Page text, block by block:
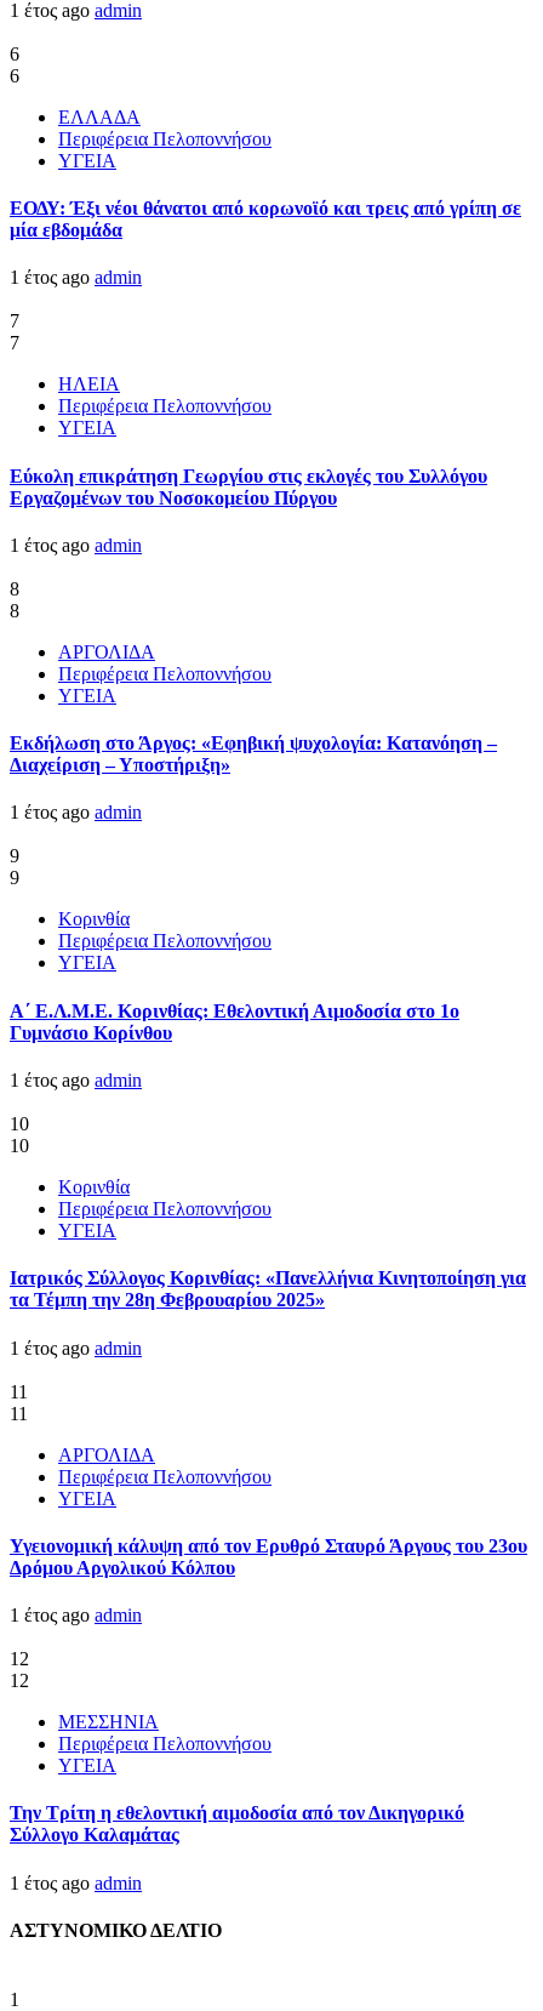
1 έτος ago admin
6
6
ΕΛΛΑΔΑ
Περιφέρεια Πελοποννήσου
ΥΓΕΙΑ
ΕΟΔΥ: Έξι νέοι θάνατοι από κορωνοϊό και τρεις από γρίπη σε
μία εβδομάδα
1 έτος ago admin
7
7
ΗΛΕΙΑ
Περιφέρεια Πελοποννήσου
ΥΓΕΙΑ
Εύκολη επικράτηση Γεωργίου στις εκλογές του Συλλόγου
Εργαζομένων του Νοσοκομείου Πύργου
1 έτος ago admin
8
8
ΑΡΓΟΛΙΔΑ
Περιφέρεια Πελοποννήσου
ΥΓΕΙΑ
Εκδήλωση στο Άργος: «Εφηβική ψυχολογία: Κατανόηση –
Διαχείριση – Υποστήριξη»
1 έτος ago admin
9
9
Κορινθία
Περιφέρεια Πελοποννήσου
ΥΓΕΙΑ
Α΄ Ε.Λ.Μ.Ε. Κορινθίας: Εθελοντική Αιμοδοσία στο 1ο
Γυμνάσιο Κορίνθου
1 έτος ago admin
10
10
Κορινθία
Περιφέρεια Πελοποννήσου
ΥΓΕΙΑ
Ιατρικός Σύλλογος Κορινθίας: «Πανελλήνια Κινητοποίηση για
τα Τέμπη την 28η Φεβρουαρίου 2025»
1 έτος ago admin
11
11
ΑΡΓΟΛΙΔΑ
Περιφέρεια Πελοποννήσου
ΥΓΕΙΑ
Υγειονομική κάλυψη από τον Ερυθρό Σταυρό Άργους του 23ου
Δρόμου Αργολικού Κόλπου
1 έτος ago admin
12
12
ΜΕΣΣΗΝΙΑ
Περιφέρεια Πελοποννήσου
ΥΓΕΙΑ
Την Τρίτη η εθελοντική αιμοδοσία από τον Δικηγορικό
Σύλλογο Καλαμάτας
1 έτος ago admin
ΑΣΤΥΝΟΜΙΚΟ ΔΕΛΤΙΟ
1